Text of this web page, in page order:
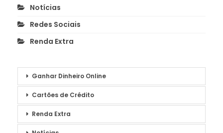
Notícias
Redes Sociais
Renda Extra
Ganhar Dinheiro Online
Cartões de Crédito
Renda Extra